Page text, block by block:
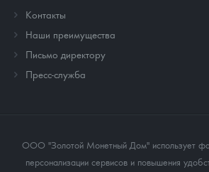
Контакты
Наши преимущества
Письмо директору
Пресс-служба
ООО "Золотой Монетный Дом" использует
персонализации сервисов и повышения